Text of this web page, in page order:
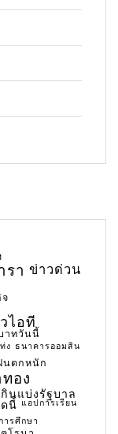
รา ข่าวด่วน
ไอที
าทวันนี้
ง ธนาคารออมสิน
นตกหนัก
อง
นแบ่งรัฐบาล
ดนี้ แอปการเรียน
ารศึกษา